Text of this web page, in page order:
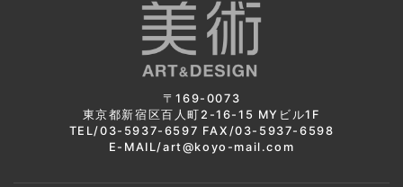
〒169-0073
東京都新宿区百人町2-16-15 MYビル1F
TEL/03-5937-6597 FAX/03-5937-6598
E-MAIL/art@koyo-mail.com